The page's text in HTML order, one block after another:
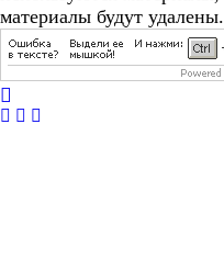
материалы будут удалены.